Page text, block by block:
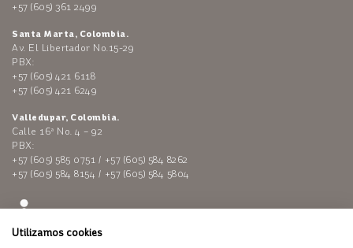
+57 (605) 361 2499
Santa Marta, Colombia.
Av. El Libertador No.15-29
PBX:
+57 (605) 421 6118
+57 (605) 421 6249
Valledupar, Colombia.
Calle 16ª No. 4 – 92
PBX:
+57 (605) 585 0751 / +57 (605) 584 8262
+57 (605) 584 8154 / +57 (605) 584 5804
Utilizamos cookies